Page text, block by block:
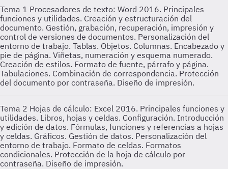
Tema 1 Procesadores de texto: Word 2016. Principales
funciones y utilidades. Creación y estructuración del
documento. Gestión, grabación, recuperación, impresión y
control de versiones de documentos. Personalización del
entorno de trabajo. Tablas. Objetos. Columnas. Encabezado y
pie de página. Viñetas, numeración y esquema numerado.
Creación de estilos. Formato de fuente, párrafo y página.
Tabulaciones. Combinación de correspondencia. Protección
del documento por contraseña. Diseño de impresión.
Tema 2 Hojas de cálculo: Excel 2016. Principales funciones y
utilidades. Libros, hojas y celdas. Configuración. Introducción
y edición de datos. Fórmulas, funciones y referencias a hojas
y celdas. Gráficos. Gestión de datos. Personalización del
entorno de trabajo. Formato de celdas. Formatos
condicionales. Protección de la hoja de cálculo por
contraseña. Diseño de impresión.